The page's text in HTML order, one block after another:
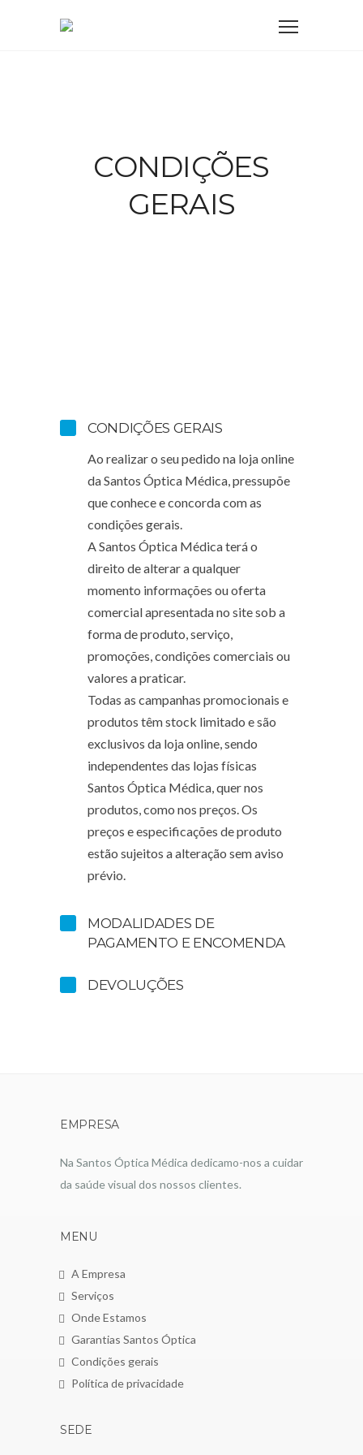
CONDIÇÕES
GERAIS
CONDIÇÕES GERAIS
Ao realizar o seu pedido na loja online
da Santos Óptica Médica, pressupõe
que conhece e concorda com as
condições gerais.
A Santos Óptica Médica terá o
direito de alterar a qualquer
momento informações ou oferta
comercial apresentada no site sob a
forma de produto, serviço,
promoções, condições comerciais ou
valores a praticar.
Todas as campanhas promocionais e
produtos têm stock limitado e são
exclusivos da loja online, sendo
independentes das lojas físicas
Santos Óptica Médica, quer nos
produtos, como nos preços. Os
preços e especificações de produto
estão sujeitos a alteração sem aviso
prévio.
MODALIDADES DE
PAGAMENTO E ENCOMENDA
DEVOLUÇÕES
EMPRESA
Na Santos Óptica Médica dedicamo-nos a cuidar
da saúde visual dos nossos clientes.
MENU
A Empresa
Serviços
Onde Estamos
Garantias Santos Óptica
Condições gerais
Política de privacidade
SEDE